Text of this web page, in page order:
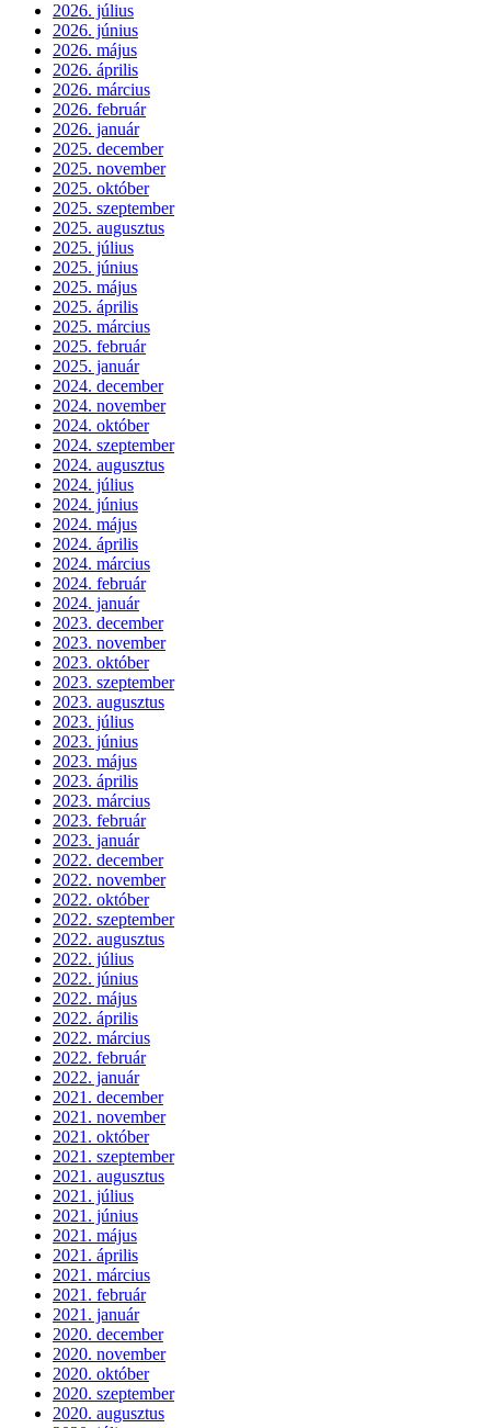
2026. július
2026. június
2026. május
2026. április
2026. március
2026. február
2026. január
2025. december
2025. november
2025. október
2025. szeptember
2025. augusztus
2025. július
2025. június
2025. május
2025. április
2025. március
2025. február
2025. január
2024. december
2024. november
2024. október
2024. szeptember
2024. augusztus
2024. július
2024. június
2024. május
2024. április
2024. március
2024. február
2024. január
2023. december
2023. november
2023. október
2023. szeptember
2023. augusztus
2023. július
2023. június
2023. május
2023. április
2023. március
2023. február
2023. január
2022. december
2022. november
2022. október
2022. szeptember
2022. augusztus
2022. július
2022. június
2022. május
2022. április
2022. március
2022. február
2022. január
2021. december
2021. november
2021. október
2021. szeptember
2021. augusztus
2021. július
2021. június
2021. május
2021. április
2021. március
2021. február
2021. január
2020. december
2020. november
2020. október
2020. szeptember
2020. augusztus